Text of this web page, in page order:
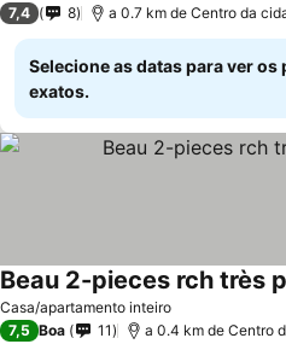
7,4 8 a 0.7 km de Centro da
Selecione as datas para ver os
exatos.
Casa/apartamento inteiro
Beau 2-pieces rch très
7,5 Boa 11 a 0.4 km de Centro